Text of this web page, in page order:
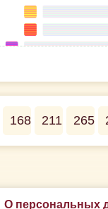
168 211 265
О персональных